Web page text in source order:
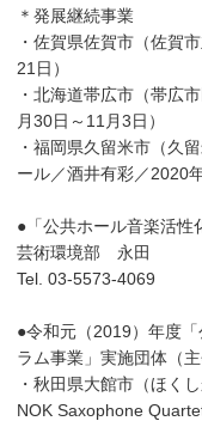
＊発展継続事業
・佐賀県佐賀市（佐賀
21日）
・北海道帯広市（帯広
月30日～11月3日）
・福岡県久留米市（久
ール／酒井有彩／2020
●「公共ホール音楽活性
芸術環境部 永田
Tel. 03-5573-4069
●令和元（2019）年度
ラム事業」実施団体（
・秋田県大館市（ほく
NOK Saxophone